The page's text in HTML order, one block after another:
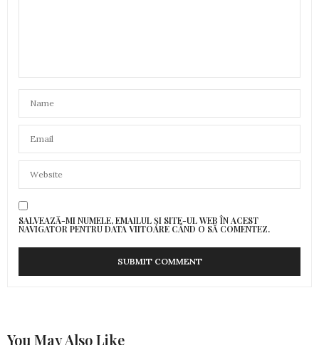
SALVEAZĂ-MI NUMELE, EMAILUL ȘI SITE-UL WEB ÎN ACEST
NAVIGATOR PENTRU DATA VIITOARE CÂND O SĂ COMENTEZ.
You May Also Like